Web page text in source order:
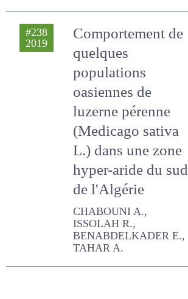
1 résultat
#238
Comportement de
quelques
populations
oasiennes de
luzerne pérenne
(Medicago sativa
L.) dans une zone
hyper-aride du sud
de l'Algérie
CHABOUNI A., ISSOLAH R.,
BENABDELKADER E., TAHAR
A.